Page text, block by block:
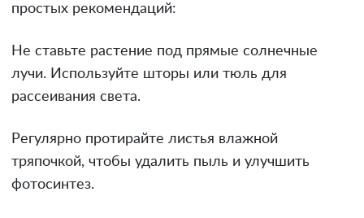
простых рекомендаций:
Не ставьте растение под прямые солнечные
лучи. Используйте шторы или тюль для
рассеивания света.
Регулярно протирайте листья влажной
тряпочкой, чтобы удалить пыль и улучшить
фотосинтез.